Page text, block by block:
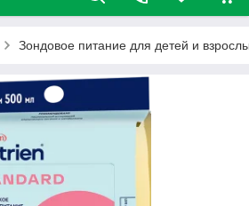
Зондовое питание для детей и